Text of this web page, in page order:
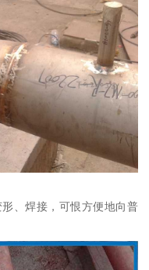
、焊接，可恨方便地向普